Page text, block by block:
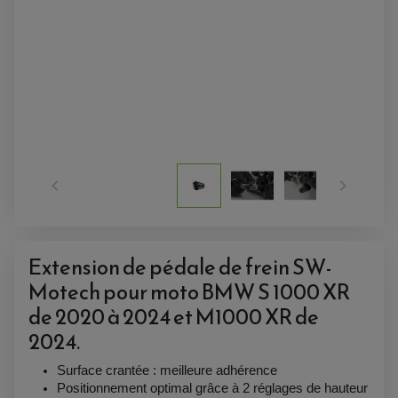
ACCESSOIRES QUAD
BOUCHON DE RÉSERVOIR QUAD
GUIDON QUAD
 
Extension de pédale de frein SW-
Motech pour moto BMW S 1000 XR
de 2020 à 2024 et M1000 XR de
2024.
Surface crantée : meilleure adhérence
Positionnement optimal grâce à 2 réglages de hauteur